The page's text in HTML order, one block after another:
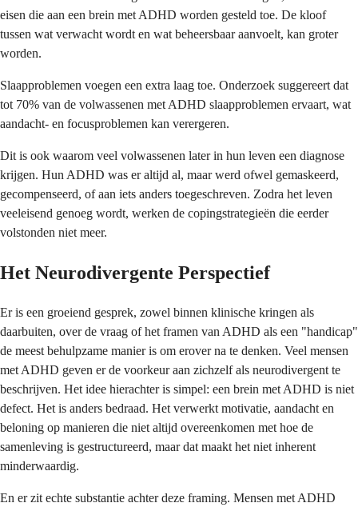
eisen die aan een brein met ADHD worden gesteld toe. De kloof
tussen wat verwacht wordt en wat beheersbaar aanvoelt, kan groter
worden.
Slaapproblemen voegen een extra laag toe. Onderzoek suggereert dat
tot 70% van de volwassenen met ADHD slaapproblemen ervaart, wat
aandacht- en focusproblemen kan verergeren.
Dit is ook waarom veel volwassenen later in hun leven een diagnose
krijgen. Hun ADHD was er altijd al, maar werd ofwel gemaskeerd,
gecompenseerd, of aan iets anders toegeschreven. Zodra het leven
veeleisend genoeg wordt, werken de copingstrategieën die eerder
volstonden niet meer.
Het Neurodivergente Perspectief
Er is een groeiend gesprek, zowel binnen klinische kringen als
daarbuiten, over de vraag of het framen van ADHD als een "handicap"
de meest behulpzame manier is om erover na te denken. Veel mensen
met ADHD geven er de voorkeur aan zichzelf als neurodivergent te
beschrijven. Het idee hierachter is simpel: een brein met ADHD is niet
defect. Het is anders bedraad. Het verwerkt motivatie, aandacht en
beloning op manieren die niet altijd overeenkomen met hoe de
samenleving is gestructureerd, maar dat maakt het niet inherent
minderwaardig.
En er zit echte substantie achter deze framing. Mensen met ADHD